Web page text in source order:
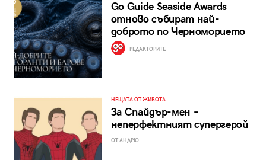
Go Guide Seaside Awards
отново събират най-
доброто по Черноморието
РЕДАКТОРИТЕ
НЕЩАТА ОТ ЖИВОТА
За Спайдър-мен –
неперфектният супергерой
ОТ АНДРЮ